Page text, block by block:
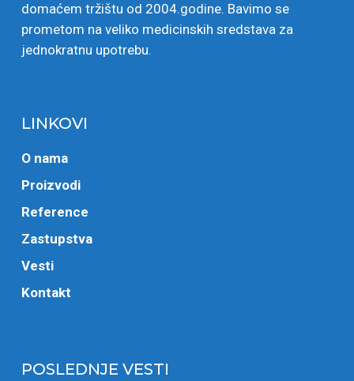
domaćem tržištu od 2004.godine. Bavimo se
prometom na veliko medicinskih sredstava za
jednokratnu upotrebu.
LINKOVI
O nama
Proizvodi
Reference
Zastupstva
Vesti
Kontakt
POSLEDNJE VESTI